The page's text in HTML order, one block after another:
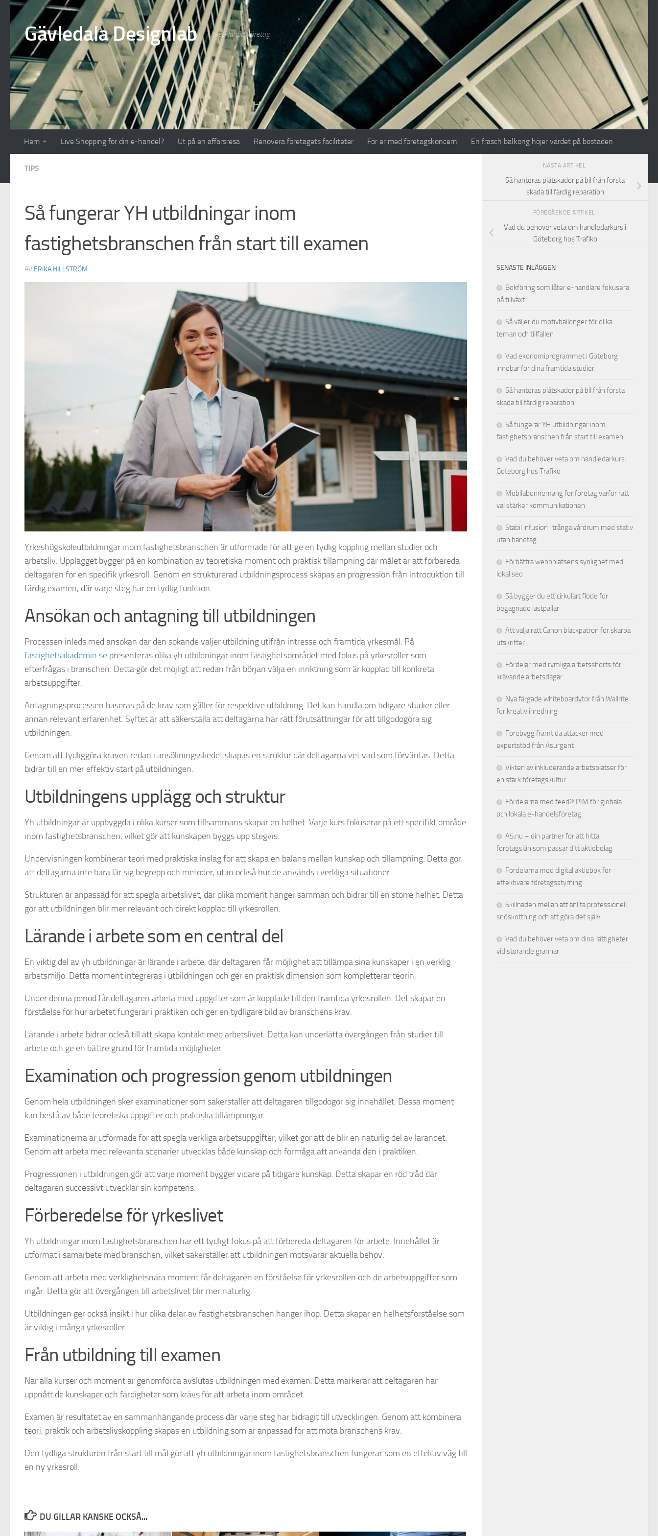
Hoppa till innehåll
Gävledala Designlab Utveckla ditt företag
Hem Live Shopping för din e-handel? Ut på en affärsresa Renovera företagets faciliteter För er med företagskoncern En fräsch balkong höjer värdet på bostaden
TIPS
Så fungerar YH utbildningar inom
fastighetsbranschen från start till examen
AV ERIKA HILLSTRÖM ·
Yrkeshögskoleutbildningar inom fastighetsbranschen är utformade för att ge en tydlig koppling mellan studier och
arbetsliv. Upplägget bygger på en kombination av teoretiska moment och praktisk tillämpning där målet är att förbereda
deltagaren för en specifik yrkesroll. Genom en strukturerad utbildningsprocess skapas en progression från introduktion till
färdig examen, där varje steg har en tydlig funktion.
Ansökan och antagning till utbildningen
Processen inleds med ansökan där den sökande väljer utbildning utifrån intresse och framtida yrkesmål. På
fastighetsakademin.se presenteras olika yh utbildningar inom fastighetsområdet med fokus på yrkesroller som
efterfrågas i branschen. Detta gör det möjligt att redan från början välja en inriktning som är kopplad till konkreta
arbetsuppgifter.
Antagningsprocessen baseras på de krav som gäller för respektive utbildning. Det kan handla om tidigare studier eller
annan relevant erfarenhet. Syftet är att säkerställa att deltagarna har rätt förutsättningar för att tillgodogöra sig
utbildningen.
Genom att tydliggöra kraven redan i ansökningsskedet skapas en struktur där deltagarna vet vad som förväntas. Detta
bidrar till en mer effektiv start på utbildningen.
Utbildningens upplägg och struktur
Yh utbildningar är uppbyggda i olika kurser som tillsammans skapar en helhet. Varje kurs fokuserar på ett specifikt område
inom fastighetsbranschen, vilket gör att kunskapen byggs upp stegvis.
Undervisningen kombinerar teori med praktiska inslag för att skapa en balans mellan kunskap och tillämpning. Detta gör
att deltagarna inte bara lär sig begrepp och metoder, utan också hur de används i verkliga situationer.
Strukturen är anpassad för att spegla arbetslivet, där olika moment hänger samman och bidrar till en större helhet. Detta
gör att utbildningen blir mer relevant och direkt kopplad till yrkesrollen.
Lärande i arbete som en central del
En viktig del av yh utbildningar är lärande i arbete, där deltagaren får möjlighet att tillämpa sina kunskaper i en verklig
arbetsmiljö. Detta moment integreras i utbildningen och ger en praktisk dimension som kompletterar teorin.
Under denna period får deltagaren arbeta med uppgifter som är kopplade till den framtida yrkesrollen. Det skapar en
förståelse för hur arbetet fungerar i praktiken och ger en tydligare bild av branschens krav.
Lärande i arbete bidrar också till att skapa kontakt med arbetslivet. Detta kan underlätta övergången från studier till
arbete och ge en bättre grund för framtida möjligheter.
Examination och progression genom utbildningen
Genom hela utbildningen sker examinationer som säkerställer att deltagaren tillgodogör sig innehållet. Dessa moment
kan bestå av både teoretiska uppgifter och praktiska tillämpningar.
Examinationerna är utformade för att spegla verkliga arbetsuppgifter, vilket gör att de blir en naturlig del av lärandet.
Genom att arbeta med relevanta scenarier utvecklas både kunskap och förmåga att använda den i praktiken.
Progressionen i utbildningen gör att varje moment bygger vidare på tidigare kunskap. Detta skapar en röd tråd där
deltagaren successivt utvecklar sin kompetens.
Förberedelse för yrkeslivet
Yh utbildningar inom fastighetsbranschen har ett tydligt fokus på att förbereda deltagaren för arbete. Innehållet är
utformat i samarbete med branschen, vilket säkerställer att utbildningen motsvarar aktuella behov.
Genom att arbeta med verklighetsnära moment får deltagaren en förståelse för yrkesrollen och de arbetsuppgifter som
ingår. Detta gör att övergången till arbetslivet blir mer naturlig.
Utbildningen ger också insikt i hur olika delar av fastighetsbranschen hänger ihop. Detta skapar en helhetsförståelse som
är viktig i många yrkesroller.
Från utbildning till examen
När alla kurser och moment är genomförda avslutas utbildningen med examen. Detta markerar att deltagaren har
uppnått de kunskaper och färdigheter som krävs för att arbeta inom området.
Examen är resultatet av en sammanhängande process där varje steg har bidragit till utvecklingen. Genom att kombinera
teori, praktik och arbetslivskoppling skapas en utbildning som är anpassad för att möta branschens krav.
Den tydliga strukturen från start till mål gör att yh utbildningar inom fastighetsbranschen fungerar som en effektiv väg till
en ny yrkesroll.
DU GILLAR KANSKE OCKSÅ...
NÄSTA ARTIKEL
Så hanteras plåtskador på bil från första
skada till färdig reparation
FÖREGÅENDE ARTIKEL
Vad du behöver veta om handledarkurs i
Göteborg hos Trafiko
SENASTE INLÄGGEN
Bokföring som låter e-handlare fokusera
på tillväxt
Så väljer du motivballonger för olika
teman och tillfällen
Vad ekonomiprogrammet i Göteborg
innebär för dina framtida studier
Så hanteras plåtskador på bil från första
skada till färdig reparation
Så fungerar YH utbildningar inom
fastighetsbranschen från start till examen
Vad du behöver veta om handledarkurs i
Göteborg hos Trafiko
Mobilabonnemang för företag varför rätt
val stärker kommunikationen
Stabil infusion i trånga vårdrum med stativ
utan handtag
Förbättra webbplatsens synlighet med
lokal seo
Så bygger du ett cirkulärt flöde för
begagnade lastpallar
Att välja rätt Canon bläckpatron för skarpa
utskrifter
Fördelar med rymliga arbetsshorts för
krävande arbetsdagar
Nya färgade whiteboardytor från Wallrite
för kreativ inredning
Förebygg framtida attacker med
expertstöd från Asurgent
Vikten av inkluderande arbetsplatser för
en stark företagskultur
Fördelarna med feed® PIM för globala
och lokala e-handelsföretag
A5.nu – din partner för att hitta
företagslån som passar ditt aktiebolag
Fördelarna med digital aktiebok för
effektivare företagsstyrning
Skillnaden mellan att anlita professionell
snöskottning och att göra det själv
Vad du behöver veta om dina rättigheter
vid störande grannar